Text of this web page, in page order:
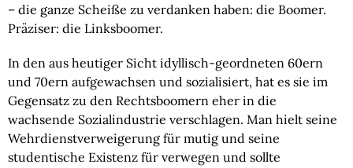
– die ganze Scheiße zu verdanken haben: die Boomer.
Präziser: die Linksboomer.
In den aus heutiger Sicht idyllisch-geordneten 60ern
und 70ern aufgewachsen und sozialisiert, hat es sie im
Gegensatz zu den Rechtsboomern eher in die
wachsende Sozialindustrie verschlagen. Man hielt seine
Wehrdienstverweigerung für mutig und seine
studentische Existenz für verwegen und sollte